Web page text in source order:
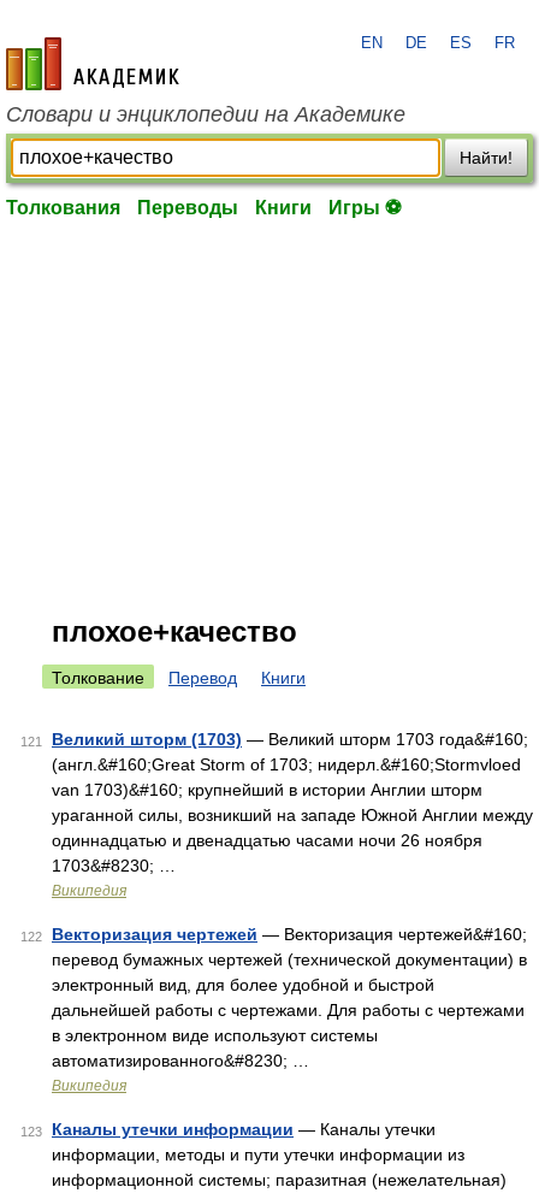
academic.ru
EN DE ES FR
Словари и энциклопедии на Академике
Найти!
Толкования Переводы Книги Игры ⚽
плохое+качество
Толкование Перевод Книги
121 Великий шторм (1703) — Великий шторм 1703 года&#160;
(англ.&#160;Great Storm of 1703; нидерл.&#160;Stormvloed
van 1703)&#160; крупнейший в истории Англии шторм
ураганной силы, возникший на западе Южной Англии между
одиннадцатью и двенадцатью часами ночи 26 ноября
1703&#8230; …
Википедия
122 Векторизация чертежей — Векторизация чертежей&#160;
перевод бумажных чертежей (технической документации) в
электронный вид, для более удобной и быстрой
дальнейшей работы с чертежами. Для работы с чертежами
в электронном виде используют системы
автоматизированного&#8230; …
Википедия
123 Каналы утечки информации — Каналы утечки
информации, методы и пути утечки информации из
информационной системы; паразитная (нежелательная)